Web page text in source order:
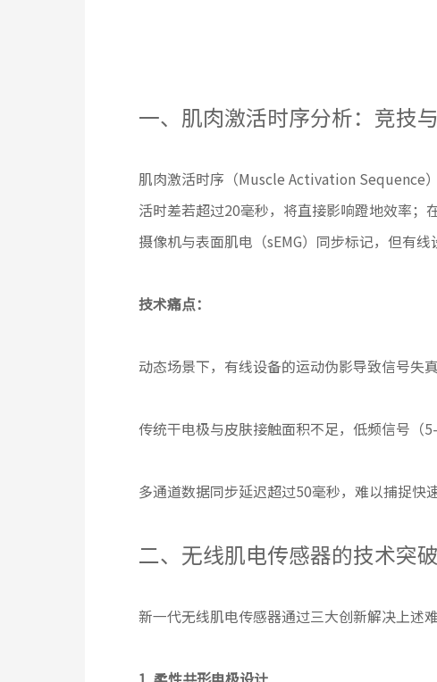
一、肌肉激活时序分析：竞技
肌肉激活时序（Muscle Activation Sequence
活时差若超过20毫秒，将直接影响蹬地效率；
摄像机与表面肌电（sEMG）同步标记，但有
技术痛点：
动态场景下，有线设备的运动伪影导致信号失
传统干电极与皮肤接触面积不足，低频信号（
多通道数据同步延迟超过50毫秒，难以捕捉快
二、无线肌电传感器的技术
新一代无线肌电传感器通过三大创新解决上述难